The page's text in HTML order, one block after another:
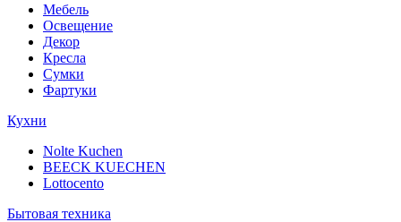
Мебель
Освещение
Декор
Кресла
Сумки
Фартуки
Кухни
Nolte Kuchen
BEECK KUECHEN
Lottocento
Бытовая техника